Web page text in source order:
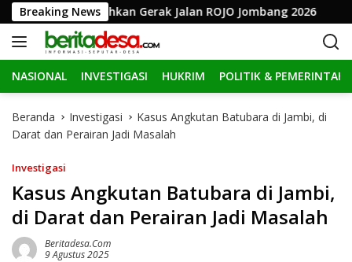
a
g
u
Breaking News
Gerak Jalan ROJO Jombang 2026 Diduga
NASIONAL INVESTIGASI HUKRIM POLITIK & PEMERINTAH
Beranda Investigasi
Kasus Angkutan Batubara di Jambi, di
Darat dan Perairan Jadi Masalah
Investigasi
Kasus Angkutan Batubara di Jambi,
di Darat dan Perairan Jadi Masalah
Beritadesa.com
9 Agustus 2025